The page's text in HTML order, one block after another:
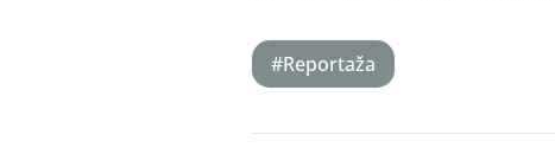
#Reportaža